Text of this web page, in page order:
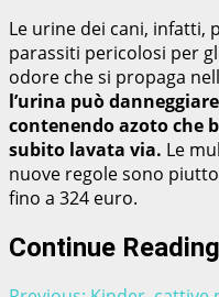
Le urine dei cani, infatti,
parassiti pericolosi per
odore che si propaga
l’urina può
contenendo azoto che
subito lavata via. Le
nuove regole sono
fino a 324 euro.
Continue Reading